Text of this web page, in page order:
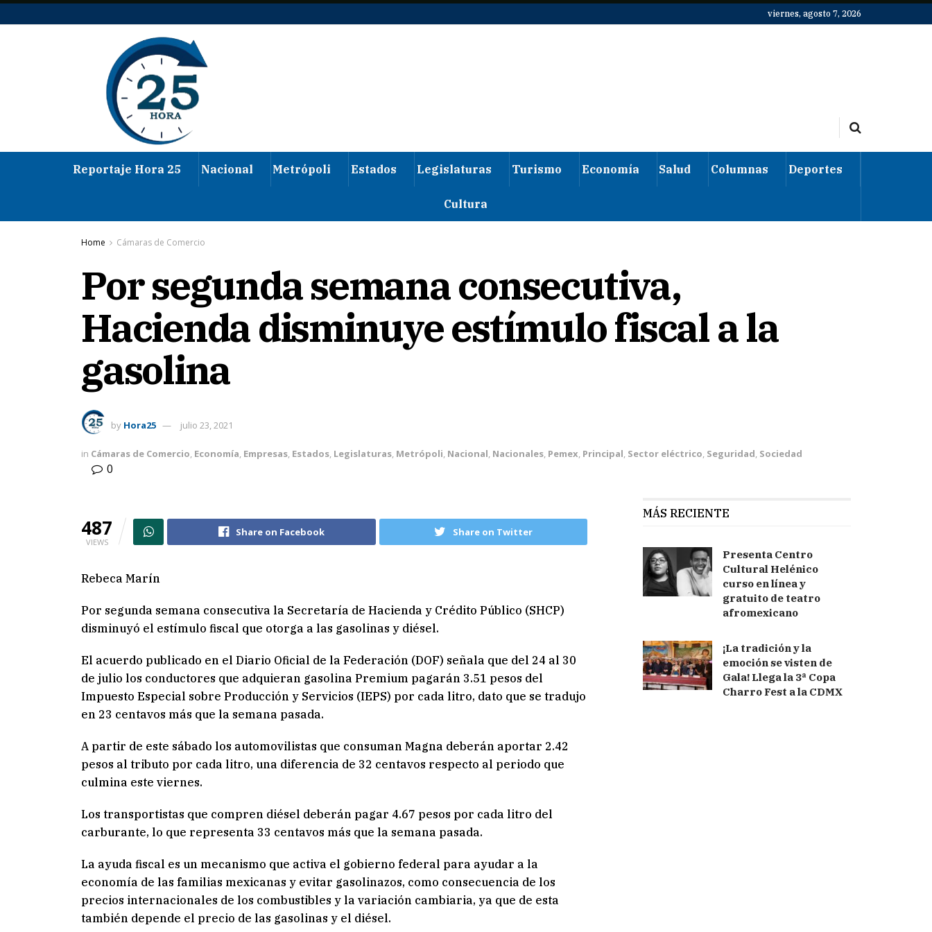
viernes, agosto 7, 2026
Reportaje Hora 25 Nacional Metrópoli Estados Legislaturas Turismo Economía Salud Columnas Deportes
Cultura
Home Cámaras de Comercio
Por segunda semana consecutiva,
Hacienda disminuye estímulo fiscal a la
gasolina
by Hora25 julio 23, 2021
in Cámaras de Comercio, Economía, Empresas, Estados, Legislaturas, Metrópoli, Nacional, Nacionales, Pemex, Principal, Sector eléctrico, Seguridad, Sociedad
0
487
VIEWS
Share on Facebook Share on Twitter
Rebeca Marín
Por segunda semana consecutiva la Secretaría de Hacienda y Crédito Público (SHCP)
disminuyó el estímulo fiscal que otorga a las gasolinas y diésel.
El acuerdo publicado en el Diario Oficial de la Federación (DOF) señala que del 24 al 30
de julio los conductores que adquieran gasolina Premium pagarán 3.51 pesos del
Impuesto Especial sobre Producción y Servicios (IEPS) por cada litro, dato que se tradujo
en 23 centavos más que la semana pasada.
A partir de este sábado los automovilistas que consuman Magna deberán aportar 2.42
pesos al tributo por cada litro, una diferencia de 32 centavos respecto al periodo que
culmina este viernes.
Los transportistas que compren diésel deberán pagar 4.67 pesos por cada litro del
carburante, lo que representa 33 centavos más que la semana pasada.
La ayuda fiscal es un mecanismo que activa el gobierno federal para ayudar a la
economía de las familias mexicanas y evitar gasolinazos, como consecuencia de los
precios internacionales de los combustibles y la variación cambiaria, ya que de esta
también depende el precio de las gasolinas y el diésel.
MÁS RECIENTE
Presenta Centro
Cultural Helénico
curso en línea y
gratuito de teatro
afromexicano
¡La tradición y la
emoción se visten de
Gala! Llega la 3ª Copa
Charro Fest a la CDMX